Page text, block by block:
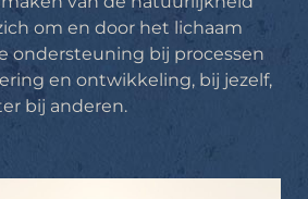
om en door het lichaam
ondersteuning bij processen
en ontwikkeling, bij jezelf,
bij anderen.